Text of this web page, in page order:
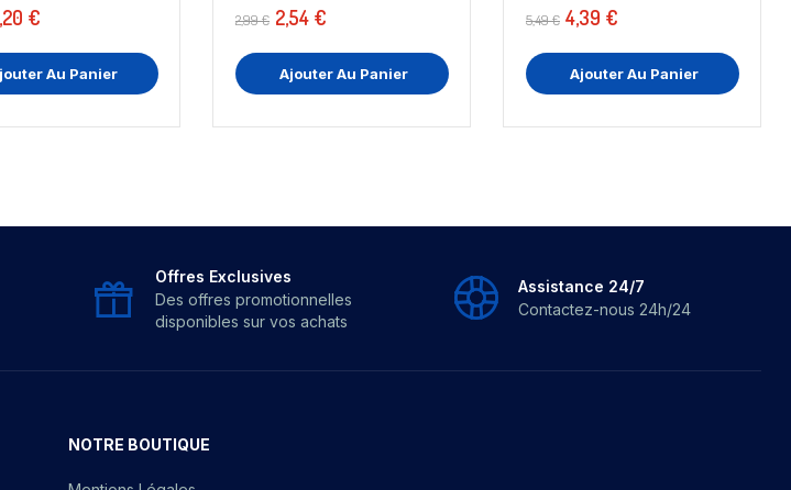
€
Au Panier
2,99 € 2,54 €
Ajouter Au Panier
5,49 € 4,39 €
Ajouter Au Panier
Offres Exclusives
Des offres promotionnelles
disponibles sur vos achats
Assistance 24/7
Contactez-nous 24h/24
NOTRE BOUTIQUE